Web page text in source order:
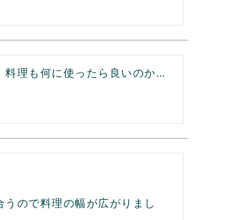
料理も何に使ったら良いのか…
ので料理の幅が広がりまし